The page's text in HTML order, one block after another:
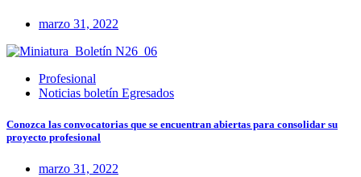
marzo 31, 2022
Profesional
Noticias boletín Egresados
Conozca las convocatorias que se encuentran abiertas para consolidar su
proyecto profesional
marzo 31, 2022